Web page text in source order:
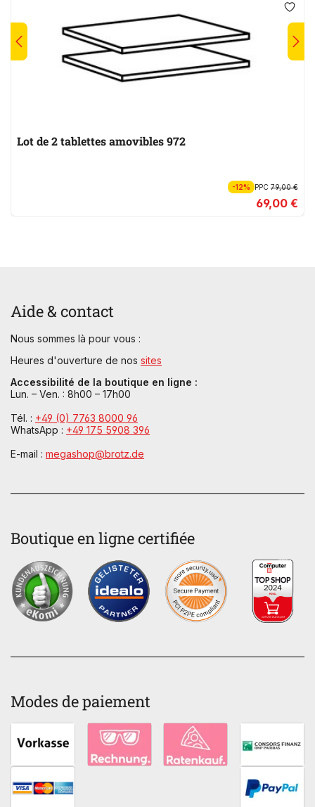
Lot de 2 tablettes amovibles 972
-12% PPC79,00 €
69,00 €
Aide & contact
Nous sommes là pour vous :
Heures d'ouverture de nos sites
Accessibilité de la boutique en ligne :
Lun. – Ven. : 8h00 – 17h00
Tél. : +49 (0) 7763 8000 96
WhatsApp : +49 175 5908 396
E-mail : megashop@brotz.de
Boutique en ligne certifiée
Modes de paiement